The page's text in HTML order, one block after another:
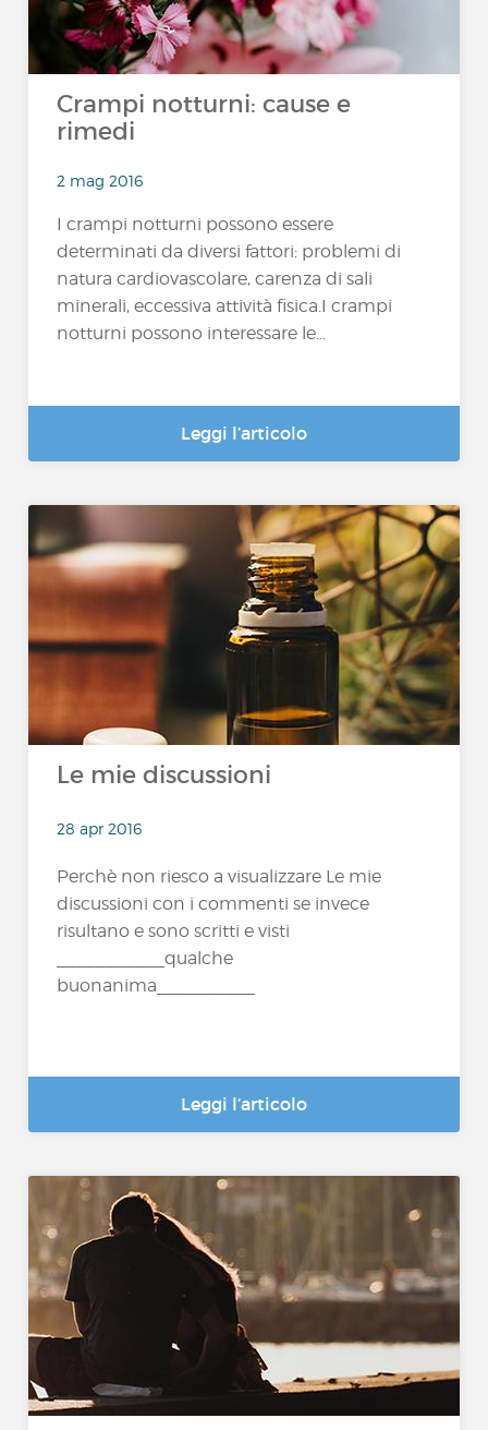
Crampi notturni: cause e
rimedi
2 mag 2016
I crampi notturni possono essere
determinati da diversi fattori: problemi di
natura cardiovascolare, carenza di sali
minerali, eccessiva attività fisica.I crampi
notturni possono interessare le...
Leggi l’articolo
Le mie discussioni
28 apr 2016
Perchè non riesco a visualizzare Le mie
discussioni con i commenti se invece
risultano e sono scritti e visti
___________qualche
buonanima__________
Leggi l’articolo